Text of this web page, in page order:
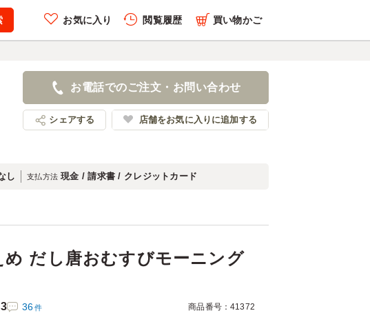
お気に入り 閲覧履歴
履歴を全件削除する
ング [156]
店舗名：おむころ
買い物かご
お電話でのご注文・お問い合わせ
シェアする 店舗をお気に入りに追加する
し 支払方法 現金 / 請求書 / クレジットカード
め だし唐おむすびモーニング
36件 商品番号：41372